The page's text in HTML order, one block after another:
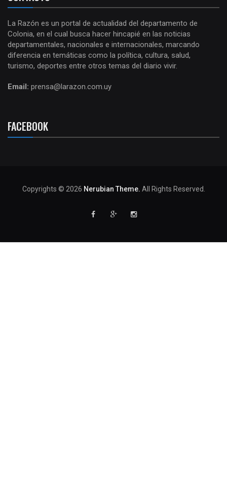
La Razón es un portal de actualidad del departamento de
Colonia, en el cual busca hacer hincapié en las noticias
departamentales, nacionales e internacionales, marcando
diferencia en temáticas como la política, cultura, salud,
turismo, deportes entre otros temas del diario vivir.
Email: prensa@larazon.com.uy
FACEBOOK
Copyrights © 2026 Nerubian Theme. All Rights Reserved.